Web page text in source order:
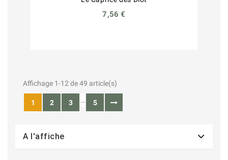
7,56 €
Affichage 1-12 de 49 article(s)
1 2 3 … 5
A l'affiche